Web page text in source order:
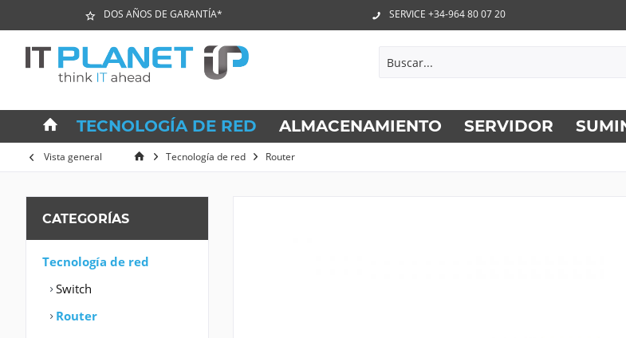
DOS AÑOS DE GARANTÍA* SERVICE +34-964 80 07 20
TECNOLOGÍA DE RED ALMACENAMIENTO SERVIDOR
Vista general Tecnología de red Router
CATEGORÍAS
Tecnología de red
Switch
Router